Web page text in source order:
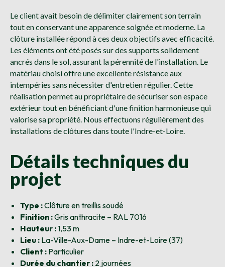
Le client avait besoin de délimiter clairement son terrain
tout en conservant une apparence soignée et moderne. La
clôture installée répond à ces deux objectifs avec efficacité.
Les éléments ont été posés sur des supports solidement
ancrés dans le sol, assurant la pérennité de l'installation. Le
matériau choisi offre une excellente résistance aux
intempéries sans nécessiter d'entretien régulier. Cette
réalisation permet au propriétaire de sécuriser son espace
extérieur tout en bénéficiant d'une finition harmonieuse qui
valorise sa propriété. Nous effectuons régulièrement des
installations de clôtures dans toute l'Indre-et-Loire.
Détails techniques du
projet
Type :Clôture en treillis soudé
Finition :Gris anthracite – RAL 7016
Hauteur :1,53 m
Lieu : La-Ville-Aux-Dame – Indre-et-Loire (37)
Client : Particulier
Durée du chantier : 2 journées